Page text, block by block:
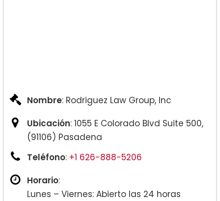
Nombre: Rodriguez Law Group, Inc
Ubicación: 1055 E Colorado Blvd Suite 500,
(91106) Pasadena
Teléfono: +1 626-888-5206
Horario:
Lunes – Viernes: Abierto las 24 horas